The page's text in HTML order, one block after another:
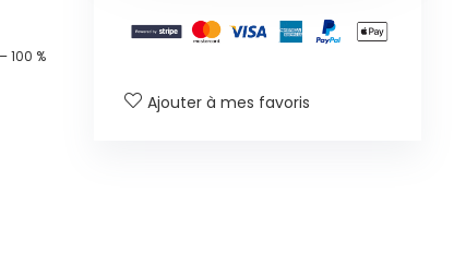
100 %
Ajouter à mes favoris